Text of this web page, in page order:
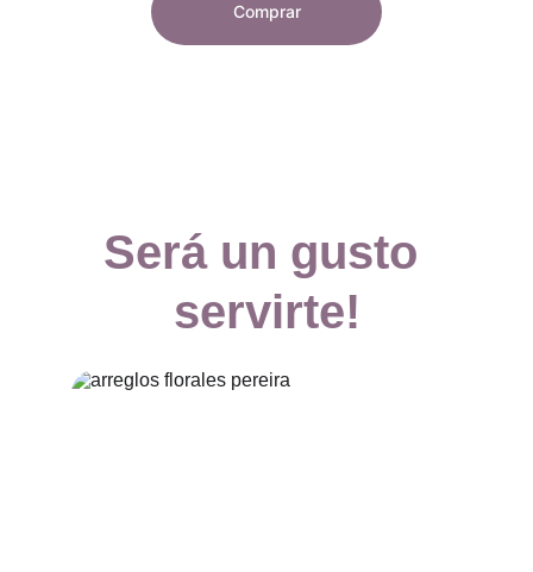
Comprar
Será un gusto
servirte!